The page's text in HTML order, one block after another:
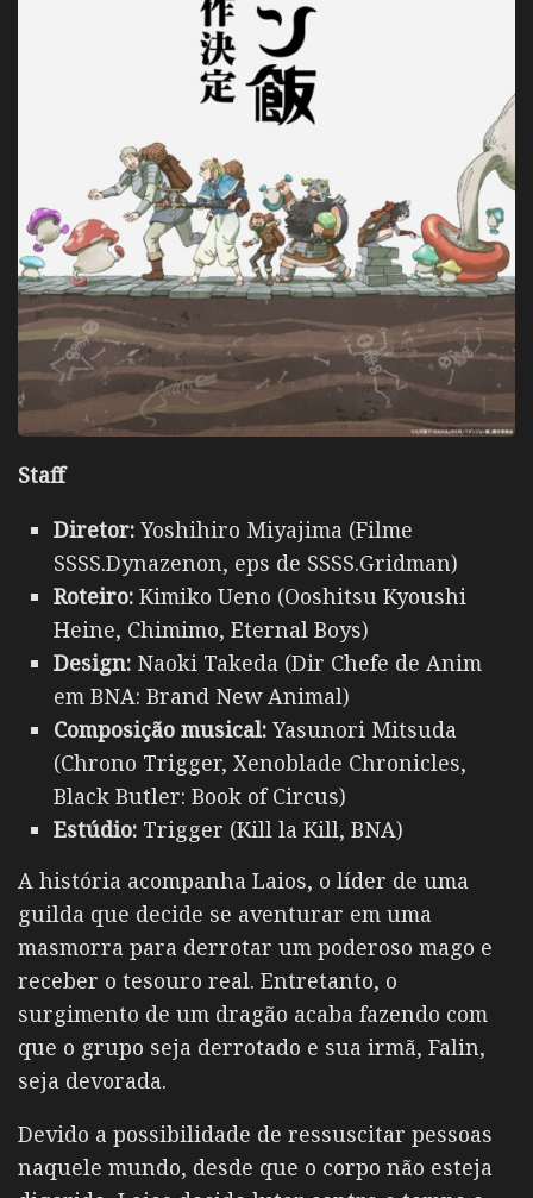
Staff
Diretor: Yoshihiro Miyajima (Filme
SSSS.Dynazenon, eps de SSSS.Gridman)
Roteiro: Kimiko Ueno (Ooshitsu Kyoushi
Heine, Chimimo, Eternal Boys)
Design: Naoki Takeda (Dir Chefe de Anim
em BNA: Brand New Animal)
Composição musical: Yasunori Mitsuda
(Chrono Trigger, Xenoblade Chronicles,
Black Butler: Book of Circus)
Estúdio: Trigger (Kill la Kill, BNA)
A história acompanha Laios, o líder de uma
guilda que decide se aventurar em uma
masmorra para derrotar um poderoso mago e
receber o tesouro real. Entretanto, o
surgimento de um dragão acaba fazendo com
que o grupo seja derrotado e sua irmã, Falin,
seja devorada.
Devido a possibilidade de ressuscitar pessoas
naquele mundo, desde que o corpo não esteja